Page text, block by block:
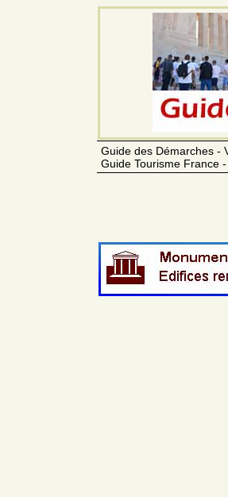
Guide des Démarches -
Guide Tourisme France